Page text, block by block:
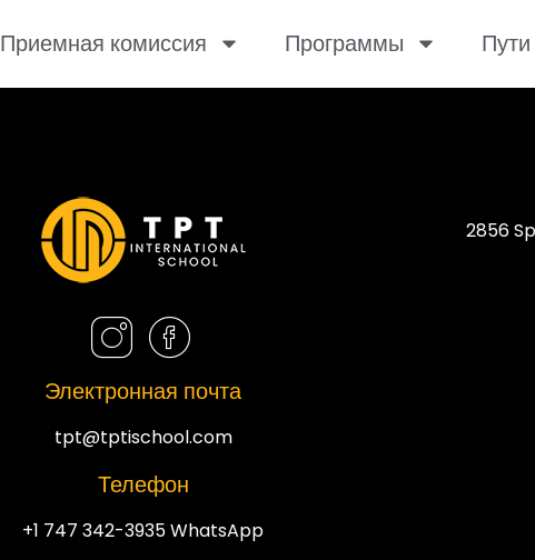
Приемная комиссия Программы Пути
Электронная почта
tpt@tptischool.com
Телефон
+1 747 342-3935 WhatsApp
2856